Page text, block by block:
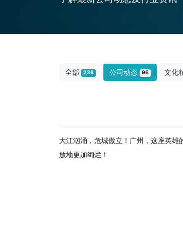
全部 238 公司动态 96 文化
大江汹涌，危城傲立！广州，这座英雄
放地更加绚烂！